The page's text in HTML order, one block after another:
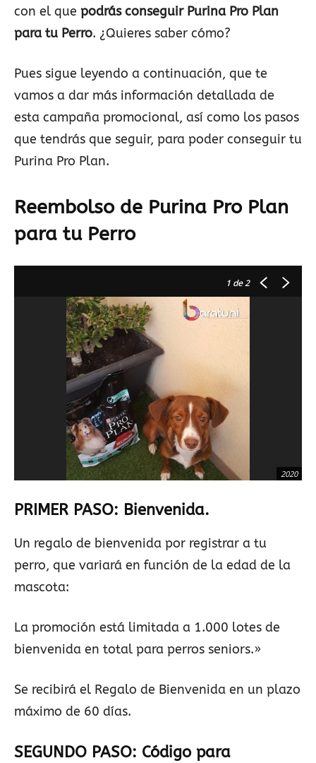
con el que podrás conseguir Purina Pro Plan
para tu Perro. ¿Quieres saber cómo?
Pues sigue leyendo a continuación, que te
vamos a dar más información detallada de
esta campaña promocional, así como los pasos
que tendrás que seguir, para poder conseguir tu
Purina Pro Plan.
Reembolso de Purina Pro Plan
para tu Perro
1 de 2
2020
PRIMER PASO: Bienvenida.
Un regalo de bienvenida por registrar a tu
perro, que variará en función de la edad de la
mascota:
La promoción está limitada a 1.000 lotes de
bienvenida en total para perros seniors.»
Se recibirá el Regalo de Bienvenida en un plazo
máximo de 60 días.
SEGUNDO PASO: Código para